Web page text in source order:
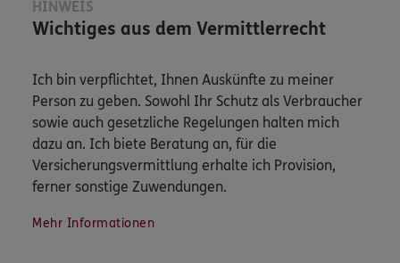
HINWEIS
Wichtiges aus dem Vermittlerrecht
Ich bin verpflichtet, Ihnen Auskünfte zu meiner
Person zu geben. Sowohl Ihr Schutz als Verbraucher
sowie auch gesetzliche Regelungen halten mich
dazu an. Ich biete Beratung an, für die
Versicherungsvermittlung erhalte ich Provision,
ferner sonstige Zuwendungen.
Mehr Informationen